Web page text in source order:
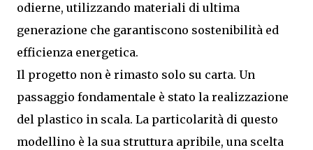
odierne, utilizzando materiali di ultima
generazione che garantiscono sostenibilità ed
efficienza energetica.
Il progetto non è rimasto solo su carta. Un
passaggio fondamentale è stato la realizzazione
del plastico in scala. La particolarità di questo
modellino è la sua struttura apribile, una scelta